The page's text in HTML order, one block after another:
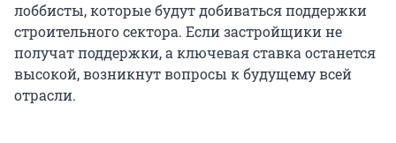
лоббисты, которые будут добиваться поддержки
строительного сектора. Если застройщики не
получат поддержки, а ключевая ставка останется
высокой, возникнут вопросы к будущему всей
отрасли.